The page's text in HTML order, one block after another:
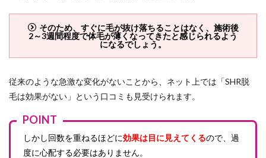
そのため、すぐに毛が抜け落ちることはなく、施術後
2～3週間程度で体毛が薄くなってきたと感じられるよう
になるでしょう。
従来のような急激な変化がないことから、ネット上では「SHR脱
毛は効果がない」という口コミも見受けられます。
POINT
しかし回数を重ねるほどに効果は目に見えてくるので、過
度に心配する必要はありません。